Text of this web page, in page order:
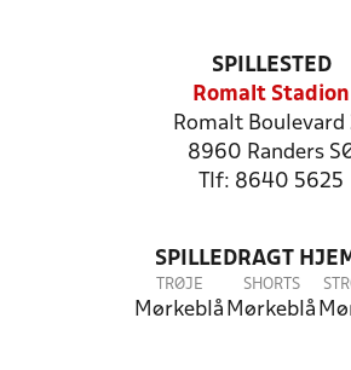
SPILLESTED
Romalt Stadion
Romalt Boulevard
8960 Randers
Tlf: 8640 5625
SPILLEDRAGT
TRØJE
Mørkeblå
SHORTS
Mørkeblå